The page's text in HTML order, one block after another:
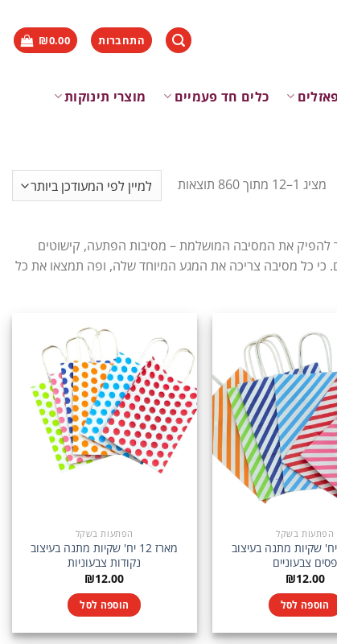
התחברות ₪0.00
כלים חד פעמיים
מוצרי תינוקות
מציג 1–12 מתוך 860 תוצאות
להפיק את המסיבה המושלמת – מסיבות הפתעה, קישוטים
כי כל מסיבה צריכה את המגע המיוחד שלה, ופה תמצאו את כל
הפתעות בשקל
מארז 12 יח' שקיות מתנה בעיצוב
פסים צבעוניים
₪12.00
הוספה לסל
הפתעות בשקל
מארז 12 יח' שקיות מתנה בעיצוב
נקודות צבעוניות
₪12.00
הוספה לסל